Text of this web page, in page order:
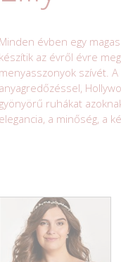
Minden évben egy
készítik az évről évre
menyasszonyok szívét.
anyagredőzéssel,
gyönyörű ruhákat
elegancia, a minőség, a